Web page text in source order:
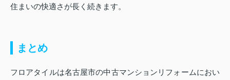
住まいの快適さが長く続きます。
まとめ
フロアタイルは名古屋市の中古マンションリフォームにおい